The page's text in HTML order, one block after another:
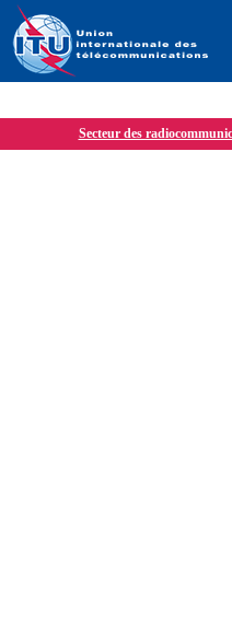
Secteur des